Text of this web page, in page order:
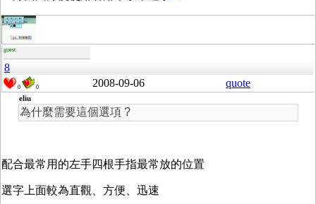
guest
8
0 0 2008-09-06 quote
eliu
為什麼需要這個選項 ?
配合最常用的左手四根手指最常放的位置
選字上面較為直觀、方便、迅速